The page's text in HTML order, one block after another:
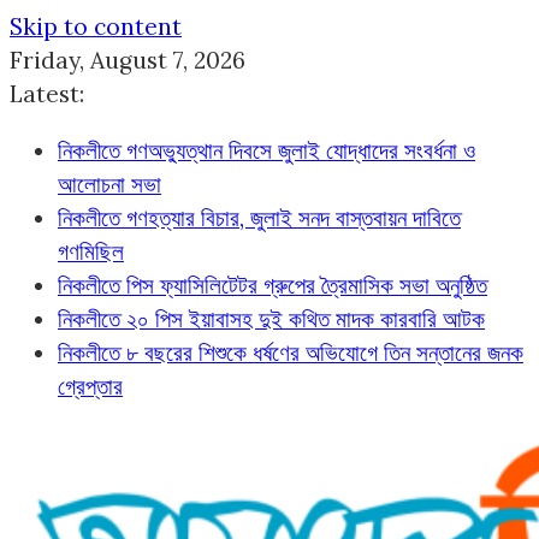
Skip to content
Friday, August 7, 2026
Latest:
নিকলীতে গণঅভ্যুত্থান দিবসে জুলাই যোদ্ধাদের সংবর্ধনা ও
আলোচনা সভা
নিকলীতে গণহত্যার বিচার, জুলাই সনদ বাস্তবায়ন দাবিতে
গণমিছিল
নিকলীতে পিস ফ্যাসিলিটেটর গ্রুপের ত্রৈমাসিক সভা অনুষ্ঠিত
নিকলীতে ২০ পিস ইয়াবাসহ দুই কথিত মাদক কারবারি আটক
নিকলীতে ৮ বছরের শিশুকে ধর্ষণের অভিযোগে তিন সন্তানের জনক
গ্রেপ্তার